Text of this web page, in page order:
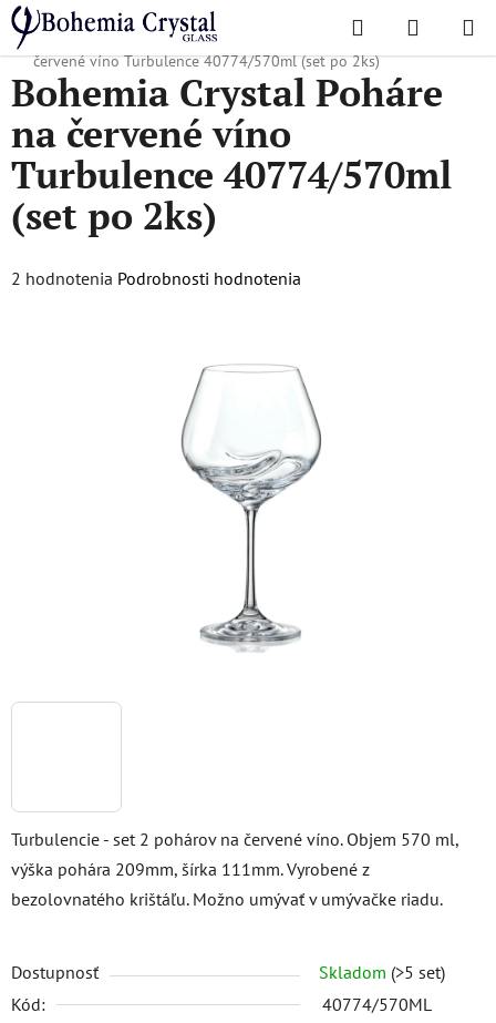
Prejsť
na
obsah
Hľadať
KOŠÍK
Domov
/ Obľúbené kolekcie / Turbulence
Bohemia Crystal Poháre na
červené víno Turbulence 40774/570ml (set po 2ks)
Turbulencie - set 2 pohárov na červené víno. Objem 570 ml,
výška pohára 209mm, šírka 111mm. Vyrobené z
bezolovnatého krištáľu. Možno umývať v umývačke riadu.
Dostupnosť Skladom (>5 set)
Kód:
40774/570ML
Bohemia Crystal Poháre
na červené víno
Turbulence 40774/570ml
(set po 2ks)
Priemerné
2 hodnotenia Podrobnosti hodnotenia